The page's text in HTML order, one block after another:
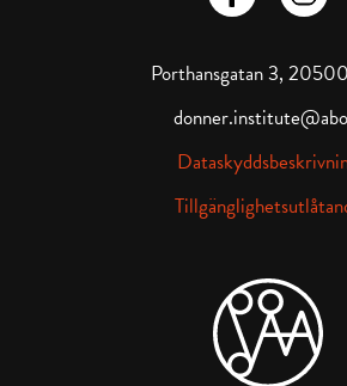
Porthansgatan 3,